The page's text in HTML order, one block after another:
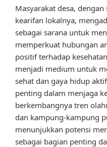
Masyarakat desa,
kearifan lokalnya,
sebagai sarana untuk
memperkuat hubungan
positif terhadap
menjadi medium untuk
sehat dan gaya hidup
penting dalam menjaga
berkembangnya tren
dan kampung-kampung
menunjukkan potensi
sebagai bagian penting